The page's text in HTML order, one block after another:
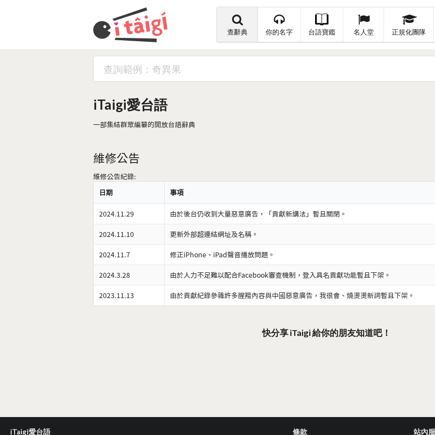
查辭典 你的名字 台語寶鑑 名人堂 正規化團隊
iTaigi愛台語
一部集結群眾編纂的開放台語辭典
維修公告
維修公告紀錄:
日期
事項
2024.11.29 由於後台仍收到大量惡意廣告，「貢獻新講法」暫且關閉。
2024.11.10 更新外部超連結網址及名稱。
2024.11.7 修正iPhone、iPad聲音播放問題。
2024.3.28 由於人力不足難以配合Facebook審查機制，登入具名貢獻功能暫且下架。
2023.11.13 由於貢獻紀錄參雜許多腥羶內容與中國惡意廣告，我很會、燒燙燙新詞暫且下架。
快分享 iTaigi 給你的朋友知道吧！
iTaigi愛台語 條款 站內